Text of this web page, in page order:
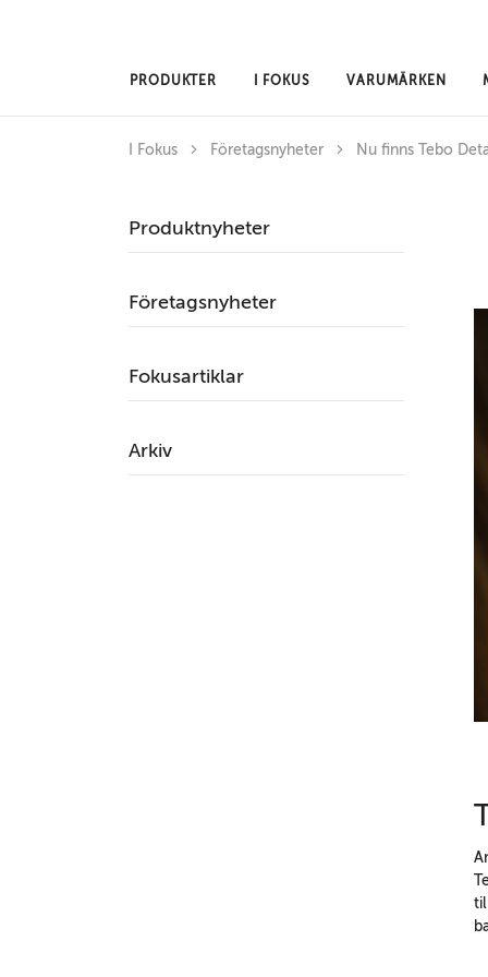
PRODUKTER I FOKUS VARUMÄRKEN
I Fokus Företagsnyheter Nu finns Tebo
Produktnyheter
Företagsnyheter
Fokusartiklar
Arkiv